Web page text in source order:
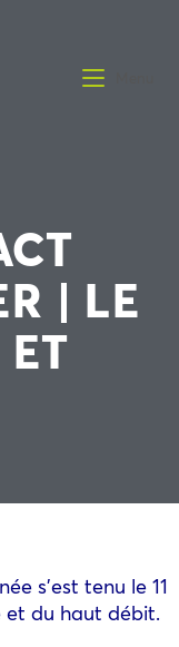
| LE
s’est tenu le 11
et du haut débit.